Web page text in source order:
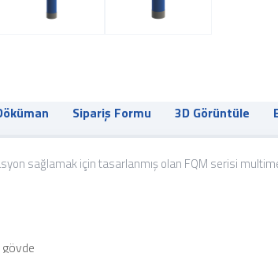
Sipariş Formu 3D Görüntüle
sağlamak için tasarlanmış olan FQM serisi
gövde